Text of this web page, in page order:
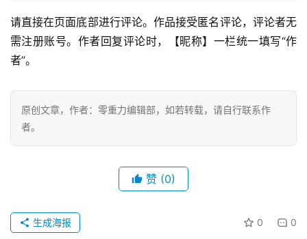
章
科
讯
幻
小
请直接在页面底部进行评论。作品接受匿名评论，评论者无
需注册账号。作者回复评论时，【昵称】一栏统一填写“作
者”。
原创文章，作者：零重力编辑部，如若转载，请自行联系作
者。
赞 (0)
0 0
生成海报